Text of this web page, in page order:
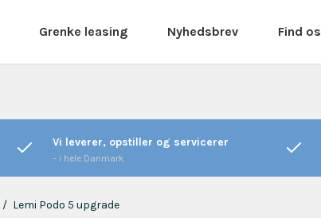
Grenke leasing Nyhedsbrev Find os
Vi leverer, opstiller og servicerer
– i hele Danmark.
/ Lemi Podo 5 upgrade